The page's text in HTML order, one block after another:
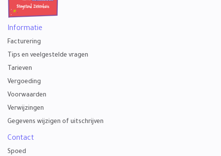
Informatie
Facturering
Tips en veelgestelde vragen
Tarieven
Vergoeding
Voorwaarden
Verwijzingen
Gegevens wijzigen of uitschrijven
Contact
Spoed